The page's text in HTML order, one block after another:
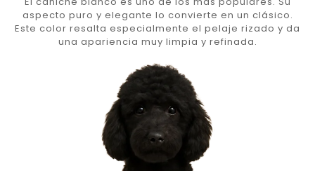
aspecto puro y elegante lo convierte en un clásico.
Este color resalta especialmente el pelaje rizado y da
una apariencia muy limpia y refinada.